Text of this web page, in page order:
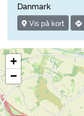
Danmark
Vis på kort
+
−